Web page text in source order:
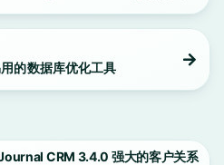
的数据库优化工具
CRM 3.4.0 强大的客户关系